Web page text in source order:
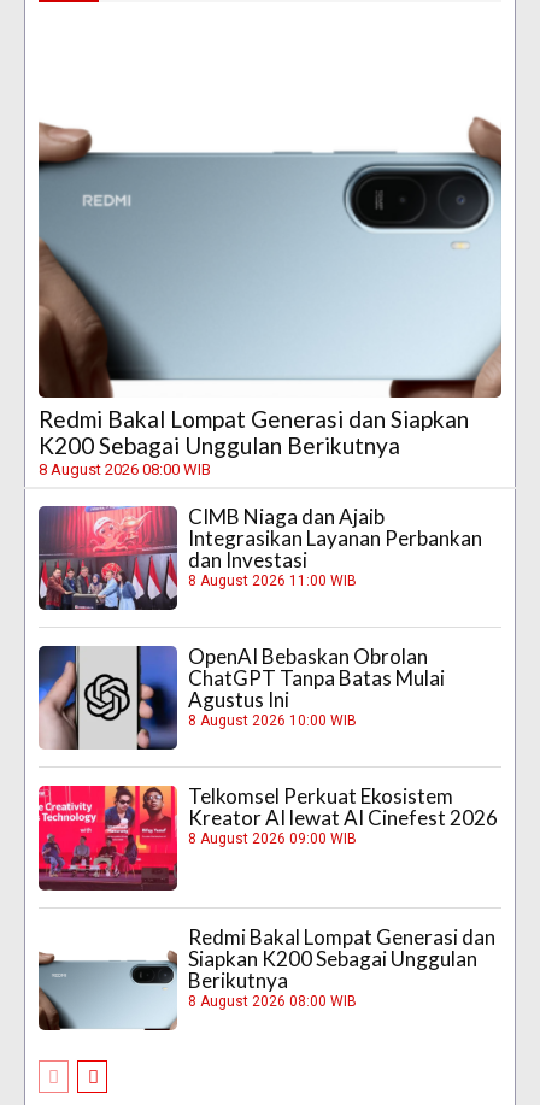
Redmi Bakal Lompat Generasi dan Siapkan
K200 Sebagai Unggulan Berikutnya
8 August 2026 08:00 WIB
CIMB Niaga dan Ajaib
Integrasikan Layanan Perbankan
dan Investasi
8 August 2026 11:00 WIB
OpenAI Bebaskan Obrolan
ChatGPT Tanpa Batas Mulai
Agustus Ini
8 August 2026 10:00 WIB
Telkomsel Perkuat Ekosistem
Kreator AI lewat AI Cinefest 2026
8 August 2026 09:00 WIB
Redmi Bakal Lompat Generasi dan
Siapkan K200 Sebagai Unggulan
Berikutnya
8 August 2026 08:00 WIB